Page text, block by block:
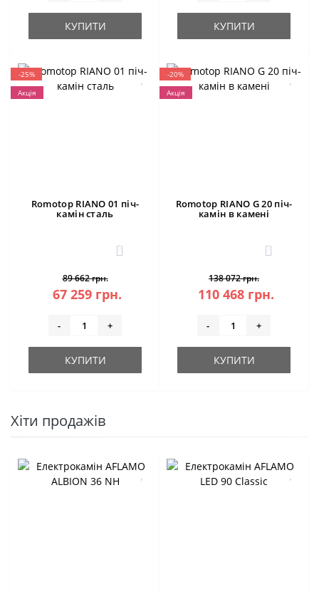
КУПИТИ КУПИТИ
-25%
Акція
Romotop RIANO 01 піч-
камін сталь
3
89 662 грн.
67 259 грн.
- +
КУПИТИ
-20%
Акція
Romotop RIANO G 20 піч-
камін в камені
3
138 072 грн.
110 468 грн.
- +
КУПИТИ
Хіти продажів